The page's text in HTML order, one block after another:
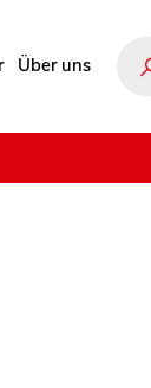
Über uns